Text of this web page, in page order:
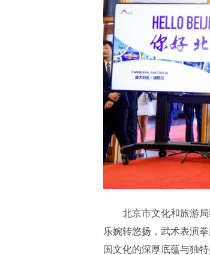
北京市文化和旅游
乐婉转悠扬，武术表演
国文化的深厚底蕴与独特